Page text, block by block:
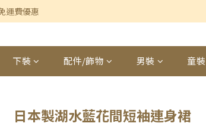
運費優惠
運費優惠
折優惠
費優惠
下裝 配件/飾物 男裝 童裝
日本製湖水藍花間短袖連身裙